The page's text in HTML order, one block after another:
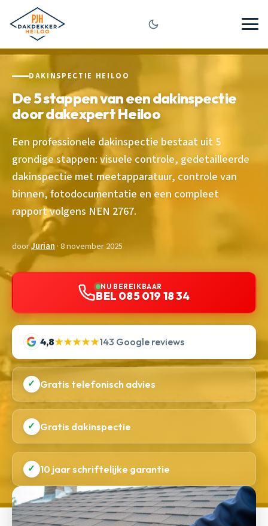
DAKINSPECTIE HEILOO
De 5 stappen van een dakinspectie
door dakexpert Heiloo
Een professionele dakinspectie bestaat uit 5
grondige stappen: visuele controle, gedetailleerde
dakinspectie met meetapparatuur, controle van
binnen, fotodocumentatie en een compleet
rapport volgens NEN 2767.
doorJurian · 8 november 2025
NU BEREIKBAAR
BEL 085 019 18 34
4,8★★★★★143 Google reviews
✓ Gratis telefonisch advies
✓ Gratis dakinspectie
✓ 10 jaar schriftelijke garantie